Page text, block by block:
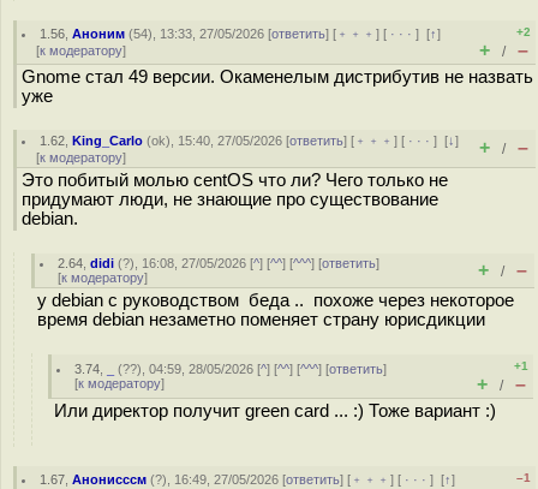
1.56 ,Аноним (54), 13:33, 27/05/2026 [ответить] [ ﹢﹢﹢] [ · · ·][↑]
[к модератору]
+2
+ / –
Gnome стал 49 версии. Окаменелым дистрибутив не назвать
уже
1.62 ,King_Carlo (ok), 15:40, 27/05/2026 [ответить] [ ﹢﹢﹢] [ · · ·][↓]
[к модератору] + / –
Это побитый молью centOS что ли? Чего только не
придумают люди, не знающие про существование
debian.
2.64 ,didi (?), 16:08, 27/05/2026 [^] [^^] [^^^] [ответить]
[к модератору] + / –
у debian с руководством беда .. похоже через некоторое
время debian незаметно поменяет страну юрисдикции
3.74 (??), 04:59, 28/05/2026 [^] [^^] [^^^] [ответить]
[к модератору]
+1
+ / –
Или директор получит green card ... :) Тоже вариант :)
1.67 ,Анонисссм (?), 16:49, 27/05/2026 [ответить] [ ﹢﹢﹢] [ · · ·][↑]
–1